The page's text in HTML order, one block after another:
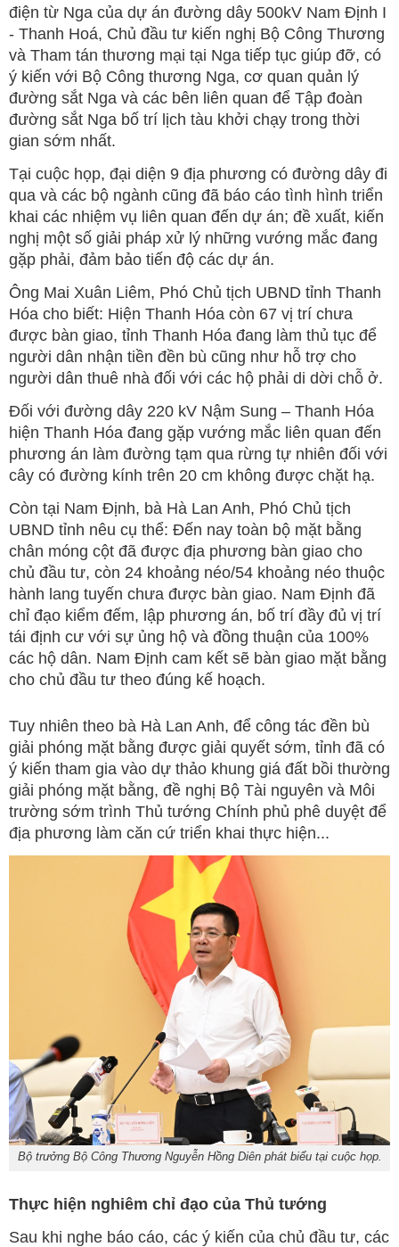
điện từ Nga của dự án đường dây 500kV Nam Định I
- Thanh Hoá, Chủ đầu tư kiến nghị Bộ Công Thương
và Tham tán thương mại tại Nga tiếp tục giúp đỡ, có
ý kiến với Bộ Công thương Nga, cơ quan quản lý
đường sắt Nga và các bên liên quan để Tập đoàn
đường sắt Nga bố trí lịch tàu khởi chạy trong thời
gian sớm nhất.
Tại cuộc họp, đại diện 9 địa phương có đường dây đi
qua và các bộ ngành cũng đã báo cáo tình hình triển
khai các nhiệm vụ liên quan đến dự án; đề xuất, kiến
nghị một số giải pháp xử lý những vướng mắc đang
gặp phải, đảm bảo tiến độ các dự án.
Ông Mai Xuân Liêm, Phó Chủ tịch UBND tỉnh Thanh
Hóa cho biết: Hiện Thanh Hóa còn 67 vị trí chưa
được bàn giao, tỉnh Thanh Hóa đang làm thủ tục để
người dân nhận tiền đền bù cũng như hỗ trợ cho
người dân thuê nhà đối với các hộ phải di dời chỗ ở.
Đối với đường dây 220 kV Nậm Sung – Thanh Hóa
hiện Thanh Hóa đang gặp vướng mắc liên quan đến
phương án làm đường tạm qua rừng tự nhiên đối với
cây có đường kính trên 20 cm không được chặt hạ.
Còn tại Nam Định, bà Hà Lan Anh, Phó Chủ tịch
UBND tỉnh nêu cụ thể: Đến nay toàn bộ mặt bằng
chân móng cột đã được địa phương bàn giao cho
chủ đầu tư, còn 24 khoảng néo/54 khoảng néo thuộc
hành lang tuyến chưa được bàn giao. Nam Định đã
chỉ đạo kiểm đếm, lập phương án, bố trí đầy đủ vị trí
tái định cư với sự ủng hộ và đồng thuận của 100%
các hộ dân. Nam Định cam kết sẽ bàn giao mặt bằng
cho chủ đầu tư theo đúng kế hoạch.
Tuy nhiên theo bà Hà Lan Anh, để công tác đền bù
giải phóng mặt bằng được giải quyết sớm, tỉnh đã có
ý kiến tham gia vào dự thảo khung giá đất bồi thường
giải phóng mặt bằng, đề nghị Bộ Tài nguyên và Môi
trường sớm trình Thủ tướng Chính phủ phê duyệt để
địa phương làm căn cứ triển khai thực hiện...
Bộ trưởng Bộ Công Thương Nguyễn Hồng Diên phát biểu tại cuộc họp.
Thực hiện nghiêm chỉ đạo của Thủ tướng
Sau khi nghe báo cáo, các ý kiến của chủ đầu tư, các